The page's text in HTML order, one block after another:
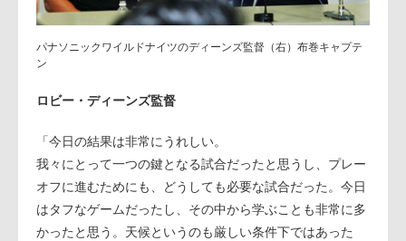
パナソニックワイルドナイツのディーンズ監督（右）布巻キャプテ
ン
ロビー・ディーンズ監督
「今日の結果は非常にうれしい。
我々にとって一つの鍵となる試合だったと思うし、プレー
オフに進むためにも、どうしても必要な試合だった。今日
はタフなゲームだったし、その中から学ぶことも非常に多
かったと思う。天候というのも厳しい条件下ではあった